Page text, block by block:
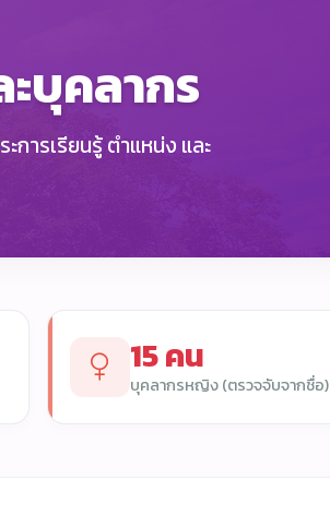
บุคลากร
การเรียนรู้ ตำแหน่ง และ
15 คน
บุคลากรหญิง (ตรวจจับจากชื่อ)